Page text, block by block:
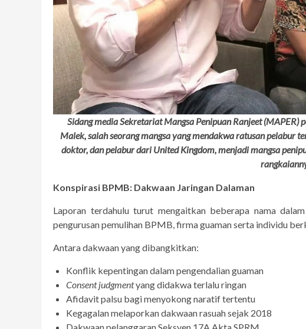
Sidang media Sekretariat Mangsa Penipuan Ranjeet
Malek, salah seorang mangsa yang mendakwa ratusan pelabur
doktor, dan pelabur dari United Kingdom, menjadi mangsa
Konspirasi BPMB: Dakwaan Jaringan Dalaman
Laporan terdahulu turut mengaitkan beberapa nama
pengurusan pemulihan BPMB, firma guaman serta individu
Antara dakwaan yang dibangkitkan:
Konflik kepentingan dalam pengendalian guaman
Consent judgmentyang didakwa terlalu ringan
Afidavit palsu bagi menyokong naratif tertentu
Kegagalan melaporkan dakwaan rasuah sejak 2018